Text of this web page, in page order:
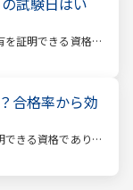
を証明できる資格で
のほか、すべての
合格率から効
できる資格であり、
な知識を問われ